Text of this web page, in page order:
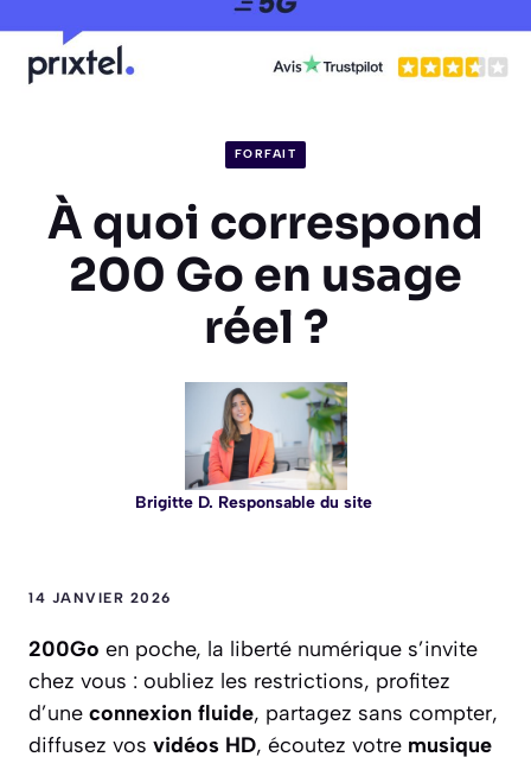
FORFAIT
À quoi correspond
200 Go en usage
réel ?
Brigitte D. Responsable du site
14 JANVIER 2026
200Go en poche, la liberté numérique s’invite
chez vous : oubliez les restrictions, profitez
d’une connexion fluide, partagez sans compter,
diffusez vos vidéos HD, écoutez votre musique